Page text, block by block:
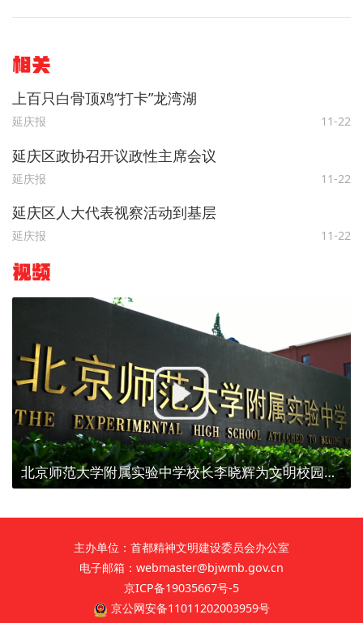
相关
上百只白骨顶鸡“打卡”龙湾湖
延庆报 11-22
延庆区政协召开议政性主席会议
延庆报 11-22
延庆区人大代表视察活动到基层
延庆报 11-22
视频
北京师范大学附属实验中学校长李晓辉为文明校园代言
主办单位：首都精神文明建设委员会办公室
电子邮箱：webmaster@bjwmb.gov.cn
京ICP备19035667号-5
京公网安备11011202003959号